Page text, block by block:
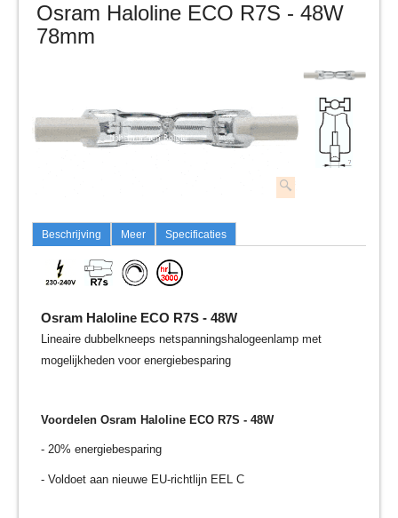
Osram Haloline ECO R7S - 48W
78mm
Beschrijving Meer Specificaties
Osram Haloline ECO R7S - 48W
Lineaire dubbelkneeps netspanningshalogeenlamp met
mogelijkheden voor energiebesparing
Voordelen Osram Haloline ECO R7S - 48W
- 20% energiebesparing
- Voldoet aan nieuwe EU-richtlijn EEL C